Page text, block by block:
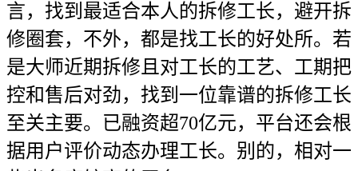
言，找到最适合本人的拆修工长，避开拆
修圈套，不外，都是找工长的好处所。若
是大师近期拆修且对工长的工艺、工期把
控和售后对劲，找到一位靠谱的拆修工长
至关主要。已融资超70亿元，平台还会根
据用户评价动态办理工长。别的，相对一